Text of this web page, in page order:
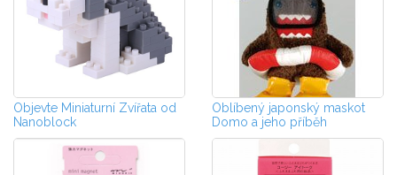
Objevte Miniaturní Zvířata od
Nanoblock
Oblíbený japonský maskot
Domo a jeho příběh